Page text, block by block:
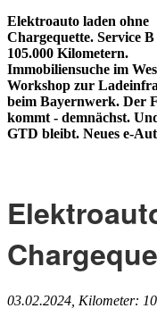
Elektroauto laden ohne
Chargequette. Service B
105.000 Kilometern.
Immobiliensuche im
Workshop zur
beim Bayernwerk. Der
kommt - demnächst.
GTD bleibt. Neues e-
03.02.2024, Kilometer: